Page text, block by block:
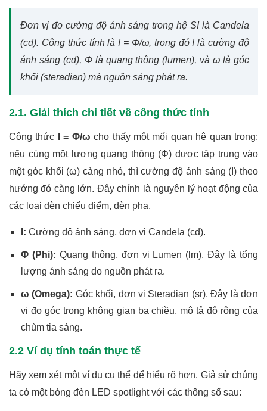
Đơn vị đo cường độ ánh sáng trong hệ SI là Candela
(cd). Công thức tính là I = Φ/ω, trong đó I là cường độ
ánh sáng (cd), Φ là quang thông (lumen), và ω là góc
khối (steradian) mà nguồn sáng phát ra.
2.1. Giải thích chi tiết về công thức tính
Công thức I = Φ/ω cho thấy một mối quan hệ quan trọng:
nếu cùng một lượng quang thông (Φ) được tập trung vào
một góc khối (ω) càng nhỏ, thì cường độ ánh sáng (I) theo
hướng đó càng lớn. Đây chính là nguyên lý hoạt động của
các loại đèn chiếu điểm, đèn pha.
I: Cường độ ánh sáng, đơn vị Candela (cd).
Φ (Phi): Quang thông, đơn vị Lumen (lm). Đây là tổng
lượng ánh sáng do nguồn phát ra.
ω (Omega): Góc khối, đơn vị Steradian (sr). Đây là đơn
vị đo góc trong không gian ba chiều, mô tả độ rộng của
chùm tia sáng.
2.2 Ví dụ tính toán thực tế
Hãy xem xét một ví dụ cụ thể để hiểu rõ hơn. Giả sử chúng
ta có một bóng đèn LED spotlight với các thông số sau: